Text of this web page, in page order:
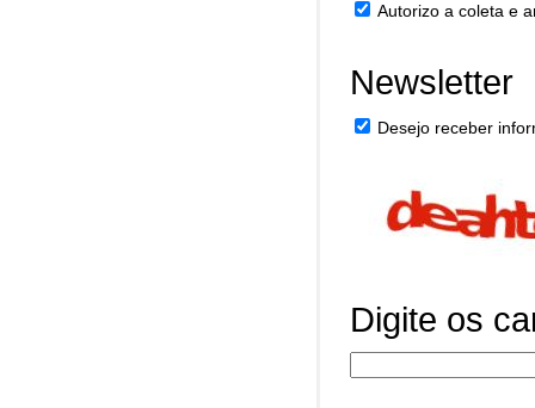
Autorizo a coleta e
Newsletter
Desejo receber
Digite os